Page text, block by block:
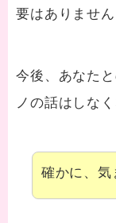
要はありません
今後、あなた
ノの話はしな
確かに、気